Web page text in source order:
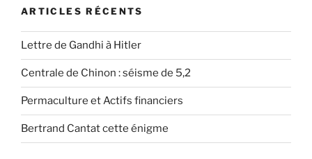
ARTICLES RÉCENTS
Lettre de Gandhi à Hitler
Centrale de Chinon : séisme de 5,2
Permaculture et Actifs financiers
Bertrand Cantat cette énigme